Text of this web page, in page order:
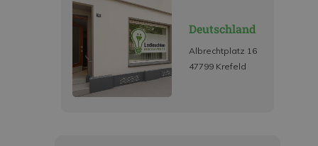
Deutschland
Albrechtplatz 16
47799 Krefeld